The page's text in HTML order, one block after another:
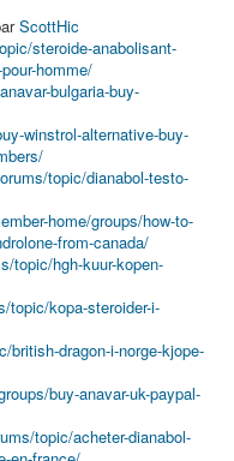
ScottHic
steroide-anabolisant-
homme/
bulgaria-buy-
winstrol-alternative-buy-
topic/dianabol-testo-
home/groups/how-to-
from-canada/
topic/hgh-kuur-kopen-
topic/kopa-steroider-i-
dragon-i-norge-kjope-
buy-anavar-uk-paypal-
topic/acheter-dianabol-